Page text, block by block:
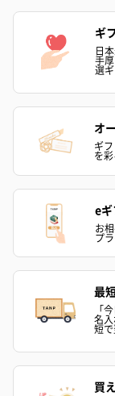
商品と同梱してお届
ブライダルロリポ
ドレス（いちご味)
（1,122円）
生花
生花のブーケを同
※9-15時にご注文
も1日遅くなります
ギ
日
手
選
オ
ギ
を
eギ
お
プ
最
「
名
短
買